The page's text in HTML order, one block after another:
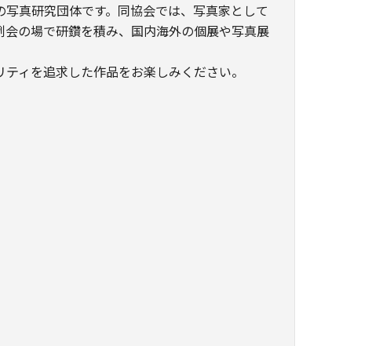
真研究団体です。同協会では、写真家として
の場で研鑽を積み、国内海外の個展や写真展
ィを追求した作品をお楽しみください。